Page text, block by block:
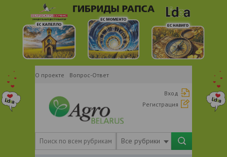
О проекте Вопрос-Ответ
Вход
Регистрация
Все рубрики